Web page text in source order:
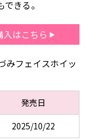
きる。
入はこちら
みフェイスホイッ
発売日
2025/10/22